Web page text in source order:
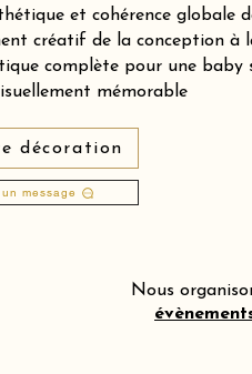
et cohérence globale
créatif de la conception à
complète pour une baby
mémorable
décoration
message
Nous